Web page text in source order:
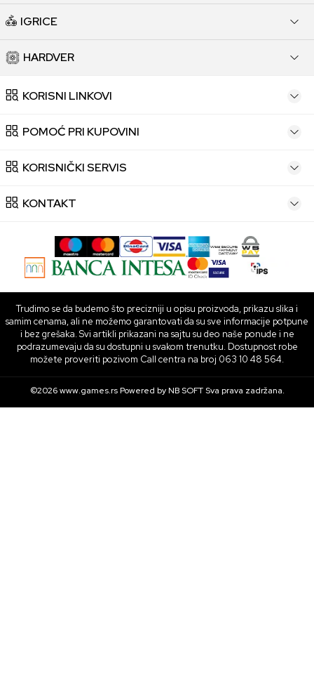
IGRICE
HARDVER
KORISNI LINKOVI
POMOĆ PRI KUPOVINI
KORISNIČKI SERVIS
KONTAKT
Trudimo se da budemo što precizniji u opisu proizvoda, prikazu slika i
samim cenama, ali ne možemo garantovati da su sve informacije potpune
i bez grešaka. Svi artikli prikazani na sajtu su deo naše ponude i ne
podrazumevaju da su dostupni u svakom trenutku. Dostupnost robe
možete proveriti pozivom Call centra na broj 063 10 48 564.
©2026www.games.rs Powered byNB SOFTSva prava zadržana.